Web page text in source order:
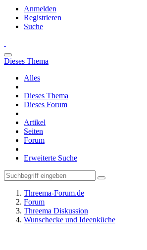
Anmelden
Registrieren
Suche
Dieses Thema
Alles
Dieses Thema
Dieses Forum
Artikel
Seiten
Forum
Erweiterte Suche
Threema-Forum.de
Forum
Threema Diskussion
Wunschecke und Ideenküche